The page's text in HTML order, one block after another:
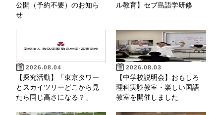
公開（予約不要）のお知ら
せ
ル教育】セブ島語学研修
2026.08.04
【探究活動】「東京タワー
とスカイツリーどこから見
たら同じ高さになる？」
2026.08.03
【中学校説明会】おもしろ
理科実験教室・楽しい国語
教室を開催しました